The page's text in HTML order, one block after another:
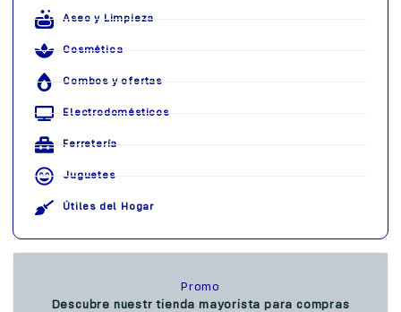
Aseo y Limpieza
Cosmética
Combos y ofertas
Electrodomésticos
Ferretería
Juguetes
Útiles del Hogar
Promo
Descubre nuestr tienda mayorista para compras